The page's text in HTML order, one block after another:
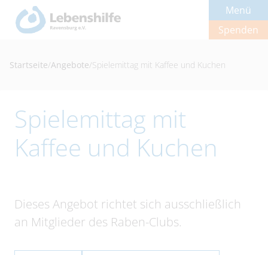
Menü
Spenden
Startseite/Angebote/Spielemittag mit Kaffee und Kuchen
Spielemittag mit
Kaffee und Kuchen
Dieses Angebot richtet sich ausschließlich
an Mitglieder des Raben-Clubs.